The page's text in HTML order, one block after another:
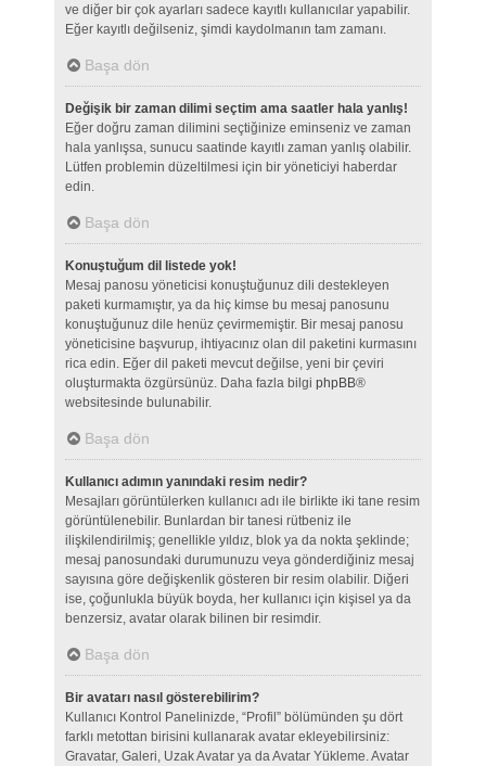
ve diğer bir çok ayarları sadece kayıtlı kullanıcılar yapabilir.
Eğer kayıtlı değilseniz, şimdi kaydolmanın tam zamanı.
Başa dön
Değişik bir zaman dilimi seçtim ama saatler hala yanlış!
Eğer doğru zaman dilimini seçtiğinize eminseniz ve zaman
hala yanlışsa, sunucu saatinde kayıtlı zaman yanlış olabilir.
Lütfen problemin düzeltilmesi için bir yöneticiyi haberdar
edin.
Başa dön
Konuştuğum dil listede yok!
Mesaj panosu yöneticisi konuştuğunuz dili destekleyen
paketi kurmamıştır, ya da hiç kimse bu mesaj panosunu
konuştuğunuz dile henüz çevirmemiştir. Bir mesaj panosu
yöneticisine başvurup, ihtiyacınız olan dil paketini kurmasını
rica edin. Eğer dil paketi mevcut değilse, yeni bir çeviri
oluşturmakta özgürsünüz. Daha fazla bilgi phpBB®
websitesinde bulunabilir.
Başa dön
Kullanıcı adımın yanındaki resim nedir?
Mesajları görüntülerken kullanıcı adı ile birlikte iki tane resim
görüntülenebilir. Bunlardan bir tanesi rütbeniz ile
ilişkilendirilmiş; genellikle yıldız, blok ya da nokta şeklinde;
mesaj panosundaki durumunuzu veya gönderdiğiniz mesaj
sayısına göre değişkenlik gösteren bir resim olabilir. Diğeri
ise, çoğunlukla büyük boyda, her kullanıcı için kişisel ya da
benzersiz, avatar olarak bilinen bir resimdir.
Başa dön
Bir avatarı nasıl gösterebilirim?
Kullanıcı Kontrol Panelinizde, “Profil” bölümünden şu dört
farklı metottan birisini kullanarak avatar ekleyebilirsiniz:
Gravatar, Galeri, Uzak Avatar ya da Avatar Yükleme. Avatar